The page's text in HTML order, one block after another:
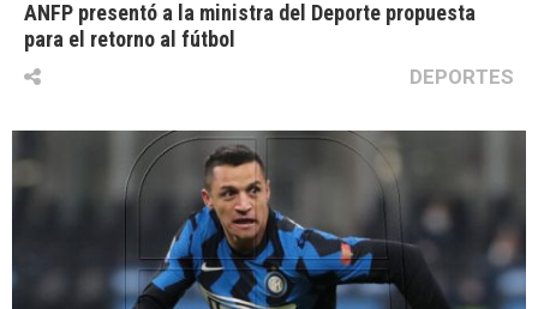
ANFP presentó a la ministra del Deporte propuesta
para el retorno al fútbol
DEPORTES